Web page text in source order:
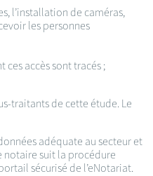
l’installation de caméras,
les personnes
accès sont tracés ;
traitants de cette étude. Le
adéquate au secteur et
notaire suit la procédure
sécurisé de l’eNotariat.